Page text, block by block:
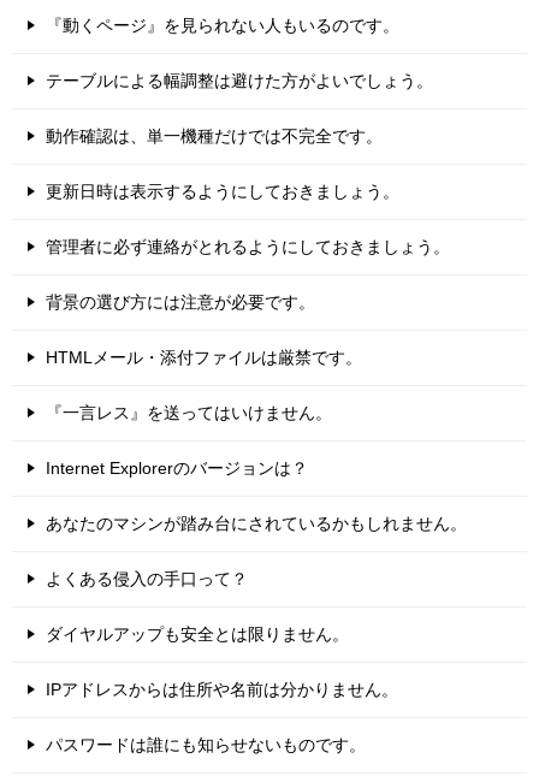
『動くページ』を見られない人もいるのです。
テーブルによる幅調整は避けた方がよいでしょう。
動作確認は、単一機種だけでは不完全です。
更新日時は表示するようにしておきましょう。
管理者に必ず連絡がとれるようにしておきましょう。
背景の選び方には注意が必要です。
HTMLメール・添付ファイルは厳禁です。
『一言レス』を送ってはいけません。
Internet Explorerのバージョンは？
あなたのマシンが踏み台にされているかもしれません。
よくある侵入の手口って？
ダイヤルアップも安全とは限りません。
IPアドレスからは住所や名前は分かりません。
パスワードは誰にも知らせないものです。